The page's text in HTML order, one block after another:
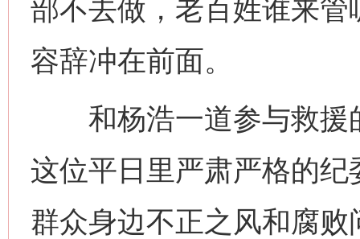
部不去做，老百姓谁来
容辞冲在前面。
和杨浩一道参与救援
这位平日里严肃严格的纪
群众身边不正之风和腐